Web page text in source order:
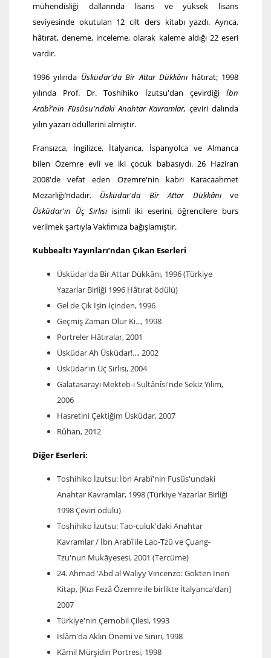
mühendisliği dallarında lisans ve yüksek lisans
seviyesinde okutulan 12 cilt ders kitabı yazdı. Ayrıca,
hâtırat, deneme, inceleme, olarak kaleme aldığı 22 eseri
vardır.
1996 yılında Üsküdar'da Bir Attar Dükkânı hâtırat; 1998
yılında Prof. Dr. Toshihiko İzutsu'dan çevirdiği İbn
Arabî'nin Füsûsu'ndaki Anahtar Kavramlar, çeviri dalında
yılın yazarı ödüllerini almıştır.
Fransızca, İngilizce, İtalyanca, İspanyolca ve Almanca
bilen Özemre evli ve iki çocuk babasıydı. 26 Haziran
2008'de vefat eden Özemre'nin kabri Karacaahmet
Mezarlığı’ndadır.
Üsküdar'da Bir Attar Dükkânıve
Üsküdar'ın Üç Sırlısı isimli iki eserini, öğrencilere burs
verilmek şartıyla Vakfımıza bağışlamıştır.
Kubbealtı Yayınları’ndan Çıkan Eserleri
Üsküdar'da Bir Attar Dükkânı, 1996 (Türkiye
Yazarlar Birliği 1996 Hâtırat ödülü)
Gel de Çık İşin İçinden, 1996
Geçmiş Zaman Olur Ki..., 1998
Portreler Hâtıralar, 2001
Üsküdar Ah Üsküdar!..., 2002
Üsküdar'ın Üç Sırlısı, 2004
Galatasarayı Mekteb-i Sultânîsi'nde Sekiz Yılım,
2006
Hasretini Çektiğim Üsküdar, 2007
Rûhan, 2012
Diğer Eserleri:
Toshihiko İzutsu: İbn Arabî'nin Fusûs'undaki
Anahtar Kavramlar, 1998 (Türkiye Yazarlar Birliği
1998 Çeviri ödülü)
Toshihiko İzutsu: Tao-culuk'daki Anahtar
Kavramlar / İbn Arabî ile Lao-Tzû ve Çuang-
Tzu'nun Mukāyesesi, 2001 (Tercüme)
24. Ahmad 'Abd al Waliyy Vincenzo: Gökten İnen
Kitap, [Kızı Fezâ Özemre ile birlikte İtalyanca'dan]
2007
Türkiye'nin Çernobil Çilesi, 1993
İslâm'da Aklın Önemi ve Sınırı, 1998
Kâmil Mürşidin Portresi, 1998